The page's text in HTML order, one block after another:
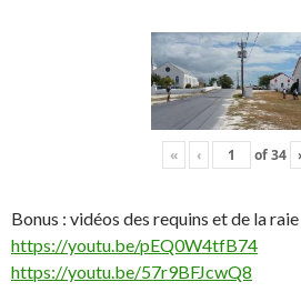
« ‹ of34 ›
Bonus : vidéos des requins et de la raie
https://youtu.be/pEQ0W4tfB74
https://youtu.be/57r9BFJcwQ8